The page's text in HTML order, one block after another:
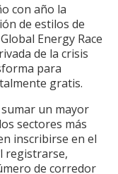
con año la
de estilos de
Energy Race
de la crisis
para
gratis.
un mayor
sectores más
inscribirse en el
registrarse,
de corredor